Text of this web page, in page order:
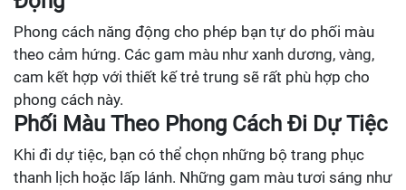
Phong cách năng động cho phép bạn tự do phối màu
theo cảm hứng. Các gam màu như xanh dương, vàng,
cam kết hợp với thiết kế trẻ trung sẽ rất phù hợp cho
phong cách này.
Phối Màu Theo Phong Cách Đi Dự Tiệc
Khi đi dự tiệc, bạn có thể chọn những bộ trang phục
thanh lịch hoặc lấp lánh. Những gam màu tươi sáng như